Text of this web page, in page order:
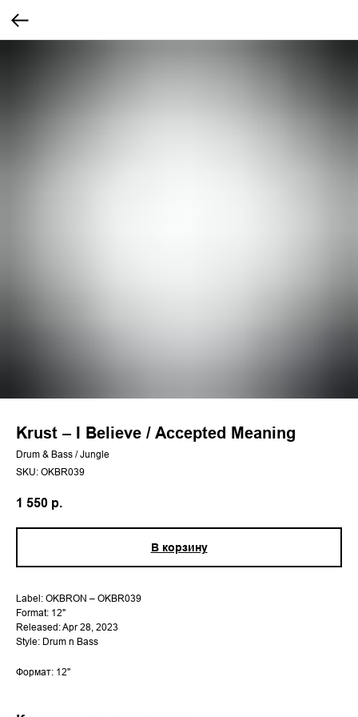
Krust – I Believe / Accepted Meaning
Drum & Bass / Jungle
SKU: OKBR039
1 550 р.
В корзину
Label: OKBRON – OKBR039
Format: 12"
Released: Apr 28, 2023
Style: Drum n Bass
Формат: 12''